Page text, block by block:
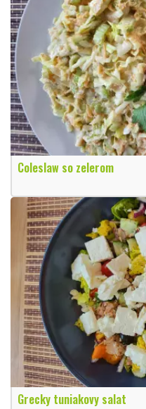
Coleslaw so zelerom
Grecky tuniakovy salat